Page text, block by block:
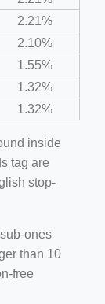
2.21%
2.10%
1.55%
1.32%
1.32%
inside
tag are
stop-
ones
than 10
free